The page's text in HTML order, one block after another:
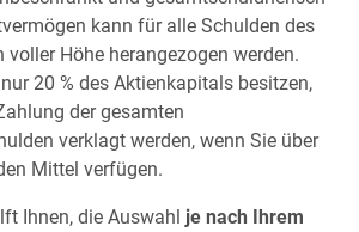
kann für alle Schulden des
voller Höhe herangezogen werden.
20 % des Aktienkapitals besitzen,
der gesamten
verklagt werden, wenn Sie über
Mittel verfügen.
Ihnen, die Auswahl je nach Ihrem